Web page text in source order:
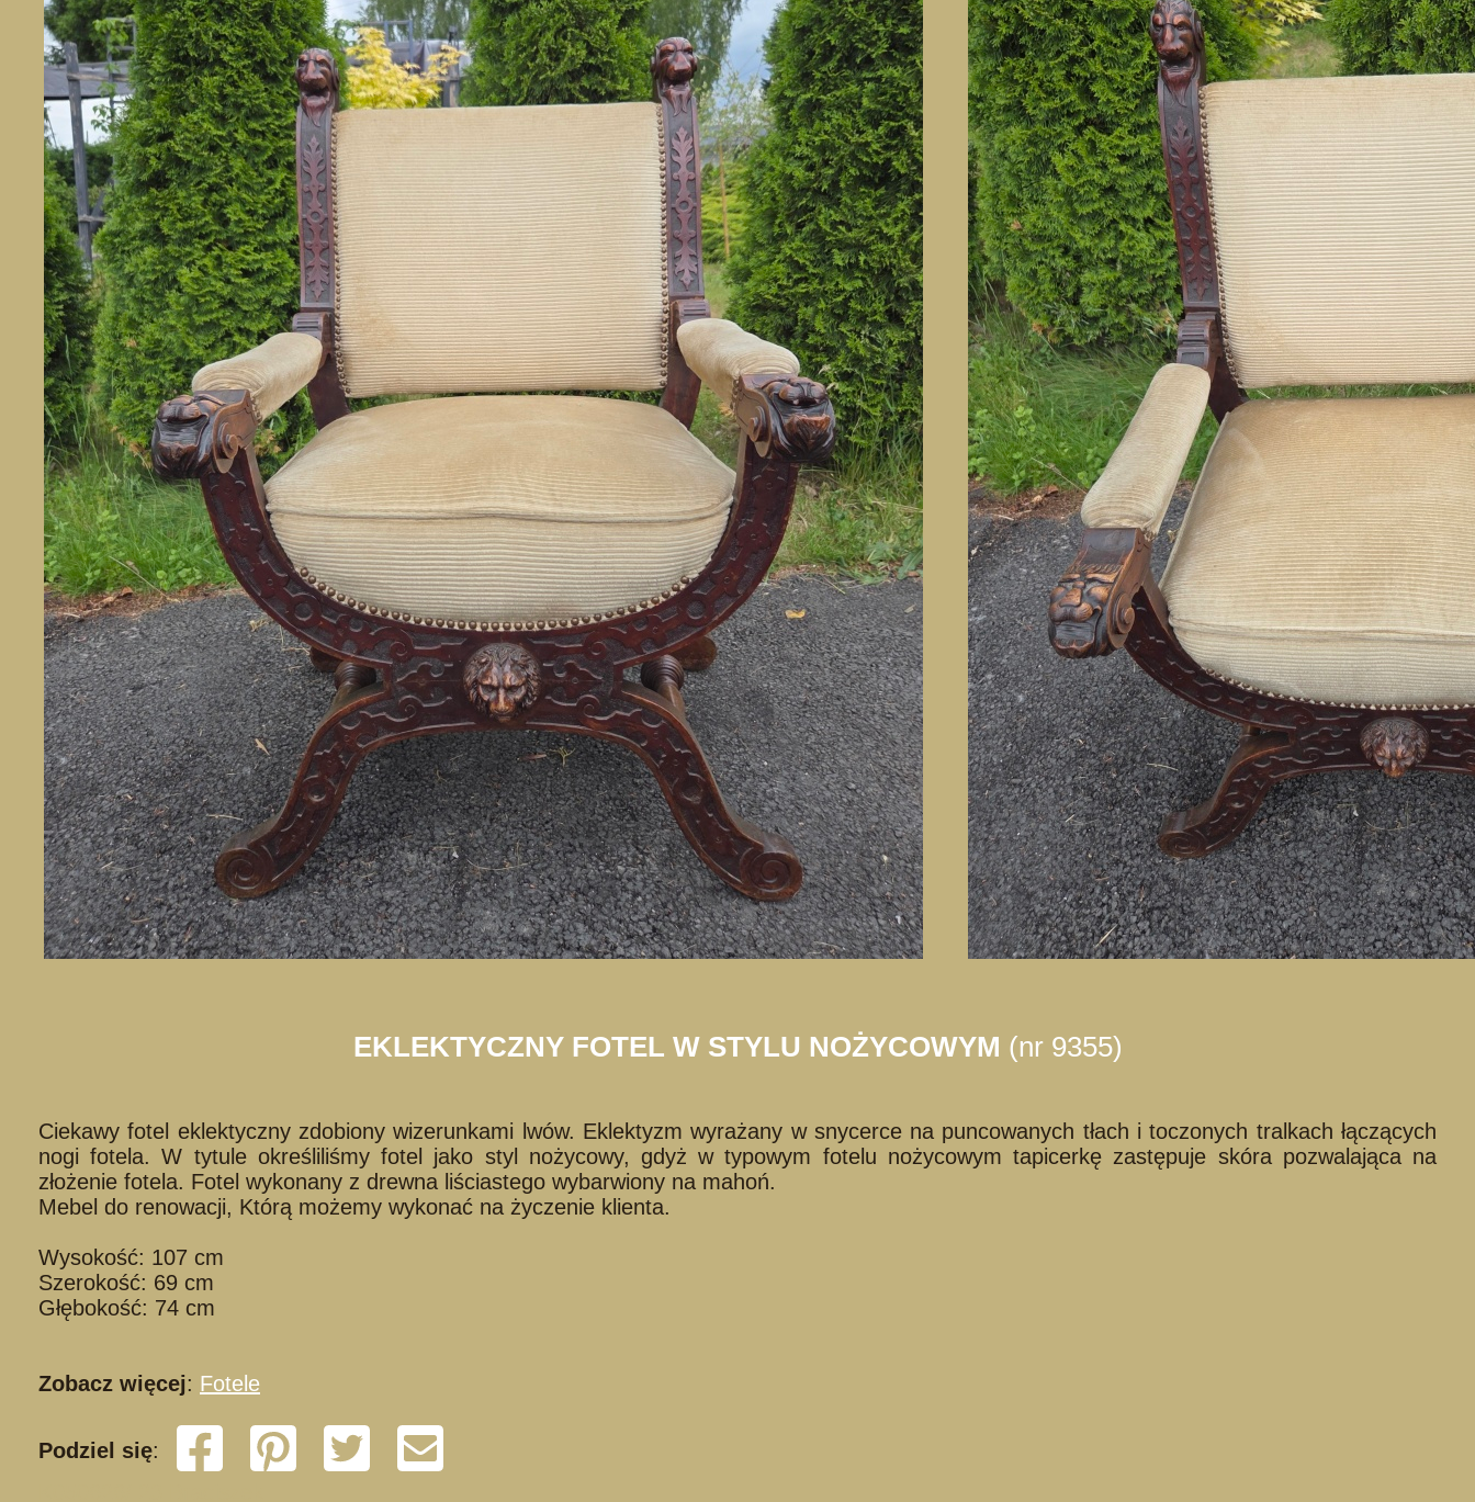
EKLEKTYCZNY FOTEL W STYLU NOŻYCOWYM (nr 9355)
Ciekawy fotel eklektyczny zdobiony wizerunkami lwów. Eklektyzm wyrażany w snycerce na puncowanych tłach i toczonych tralkach łączących
nogi fotela. W tytule określiliśmy fotel jako styl nożycowy, gdyż w typowym fotelu nożycowym tapicerkę zastępuje skóra pozwalająca na
złożenie fotela. Fotel wykonany z drewna liściastego wybarwiony na mahoń.
Mebel do renowacji, Którą możemy wykonać na życzenie klienta.
Wysokość: 107 cm
Szerokość: 69 cm
Głębokość: 74 cm
Zobacz więcej: Fotele
Podziel się: